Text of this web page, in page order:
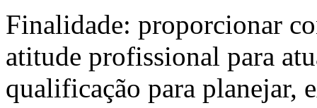
Finalidade: proporcionar
atitude profissional para
qualificação para planejar,